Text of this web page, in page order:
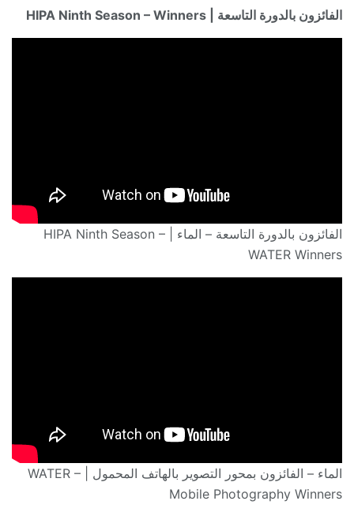
الفائزون بالدورة التاسعة | HIPA Ninth Season – Winners
الفائزون بالدورة التاسعة – الماء | HIPA Ninth Season –
WATER Winners
الماء – الفائزون بمحور التصوير بالهاتف المحمول | WATER –
Mobile Photography Winners